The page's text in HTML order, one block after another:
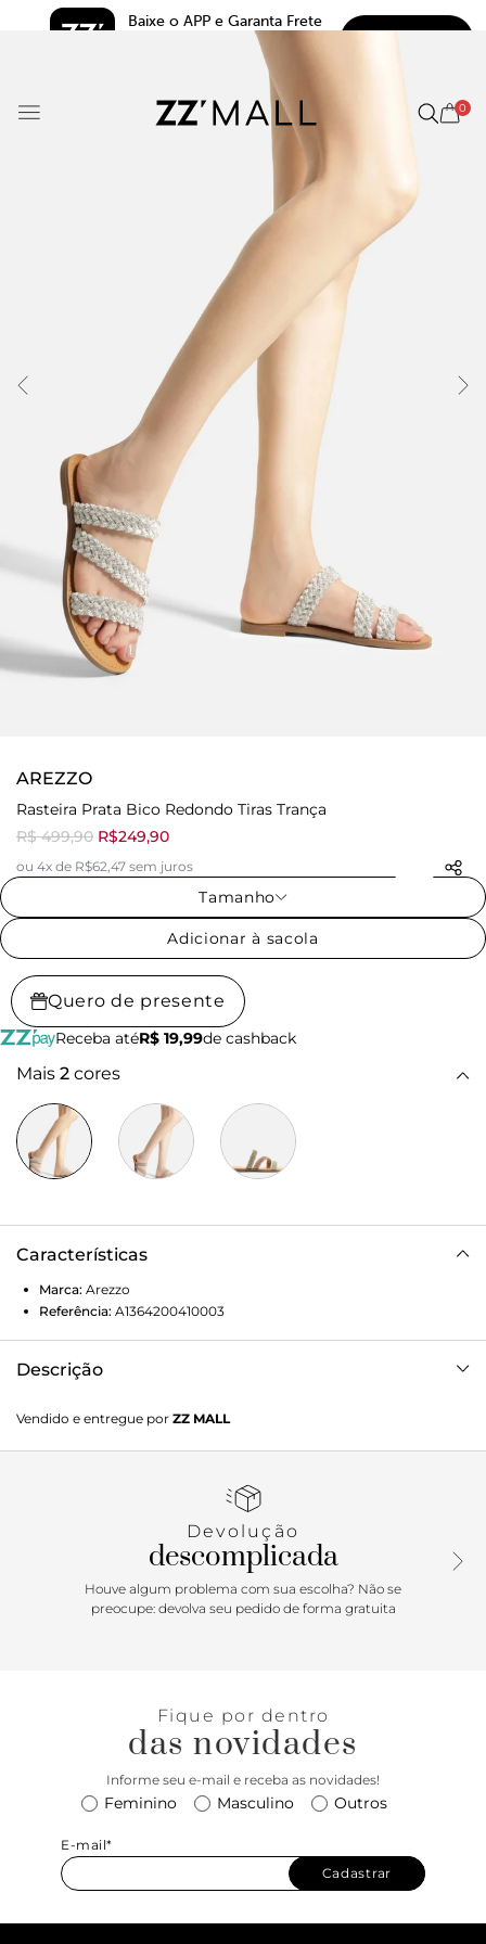
Baixe o APP e Garanta Frete
5.0
0
AREZZO
Rasteira Prata Bico Redondo Tiras Trança
R$ 499,90 R$249,90
ou 4x de R$62,47 sem juros
Tamanho
Adicionar à sacola
Quero de presente
Receba atéR$ 19,99de cashback
Mais 2 cores
Características
Marca: Arezzo
Referência: A1364200410003
Descrição
trançadas sobre os dedos, na diagonal e na parte superior
do pé. Com formato arredondado na ponta, é aberta e exibe
inscrição do nome da marca.
Vendido e entregue por ZZ MALL
Devolução
descomplicada
Houve algum problema com sua escolha? Não se
preocupe: devolva seu pedido de forma gratuita
Fique por dentro
das novidades
Informe seu e-mail e receba as novidades!
Feminino Masculino Outros
E-mail*
Cadastrar